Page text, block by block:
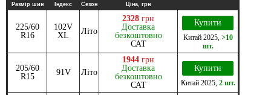
Размір шин Індекс Сезон Ціна, грн
225/60
R16
102V
XL
Літо
2328 грн
Доставка
безкоштовно
САТ
Купити
Китай2025, >10
шт.
205/60
R15
91V Літо
1944 грн
Доставка
безкоштовно
САТ
Купити
Китай2025, 2 шт.